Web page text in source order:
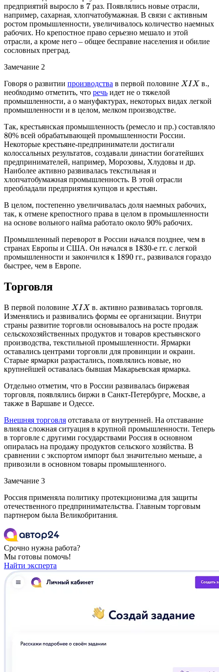
предприятий выросло в 7раз. Появлялись новые отрасли,
например, сахарная, хлопчатобумажная. В связи с активным
ростом промышленности, увеличивалось количество наемных
рабочих. Но крепостное право серьезно мешало и этой
отрасли, а кроме него – общее бесправие населения и обилие
сословных преград.
Замечание 2
Говоря о развитии производства в первой половине XIX в.,
необходимо отметить, что речь идет не о тяжелой
промышленности, а о мануфактурах, некоторых видах легкой
промышленности и в целом, мелком производстве.
Так, крестьянская промышленность (ремесло и пр.) составляло
80% всей обрабатывающей промышленности России.
Некоторые крестьяне-предприниматели достигали
колоссальных результатов, создавали династии богатейших
предпринимателей, например, Морозовы, Хлудовы и др.
Наиболее активно развивалась текстильная и
хлопчатобумажная промышленность. В этой отрасли
преобладали предприятия купцов и крестьян.
В целом, постепенно увеличивалась доля наемных рабочих,
так, к отмене крепостного права в целом в промышленности
на основе вольного найма работало около 90% рабочих.
Промышленный переворот в России начался позднее, чем в
странах Европы и США. Он начался в 1830-е гг. с легкой
промышленности и закончился к 1890 гг., развивался гораздо
быстрее, чем в Европе.
Торговля
В первой половине XIX в. активно развивалась торговля.
Изменялись и развивались формы ее организации. Внутри
страны развитие торговли основывалось на росте продаж
сельскохозяйственных продуктов и товаров крестьянского
производства, текстильной промышленности. Ярмарки
оставались центрами торговли для провинции и окраин.
Старые ярмарки разрастались, появлялись новые, но
крупнейшей оставалась бывшая Макарьевская ярмарка.
Отдельно отметим, что в России развивалась биржевая
торговля, появлялись биржи в Санкт-Петербурге, Москве, а
также в Варшаве и Одессе.
Внешняя торговля отставала от внутренней. На отставание
влияла сложная ситуация в крупной промышленности. Теперь
в торговле с другими государствами Россия в основном
опиралась на продажу продуктов сельского хозяйства. В
сравнении с экспортом импорт был значительно меньше, а
привозили в основном товары промышленного.
Замечание 3
Россия применяла политику протекционизма для защиты
отечественного предпринимательства. Главным торговым
партнером была Великобритания.
Срочно нужна работа?
Мы готовы помочь!
Найти эксперта